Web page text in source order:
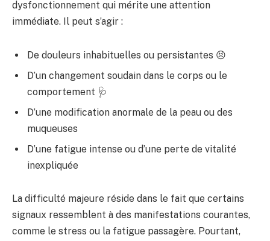
dysfonctionnement qui mérite une attention
immédiate. Il peut s’agir :
De douleurs inhabituelles ou persistantes 😣
D’un changement soudain dans le corps ou le
comportement 🩺
D’une modification anormale de la peau ou des
muqueuses
D’une fatigue intense ou d’une perte de vitalité
inexpliquée
La difficulté majeure réside dans le fait que certains
signaux ressemblent à des manifestations courantes,
comme le stress ou la fatigue passagère. Pourtant,